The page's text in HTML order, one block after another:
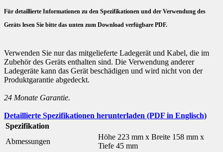
Für detaillierte Informationen zu den Spezifikationen und der Verwendung des
Geräts lesen Sie bitte das unten zum Download verfügbare PDF.
Verwenden Sie nur das mitgelieferte Ladegerät und Kabel, die im
Zubehör des Geräts enthalten sind. Die Verwendung anderer
Ladegeräte kann das Gerät beschädigen und wird nicht von der
Produktgarantie abgedeckt.
24 Monate Garantie.
Detaillierte Spezifikationen herunterladen (PDF in Englisch)
Spezifikation
Abmessungen
Höhe 223 mm x Breite 158 mm x
Tiefe 45 mm